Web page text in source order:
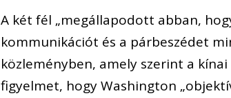
A két fél „megállapodott abban,
kommunikációt és a párbeszédet
közleményben, amely szerint a
figyelmet, hogy Washington